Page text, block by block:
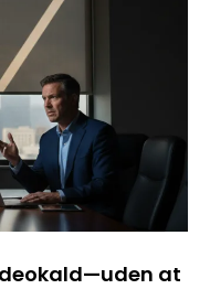
at